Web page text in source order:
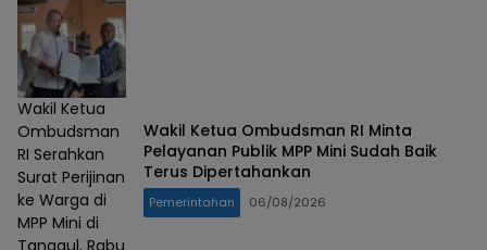
Wakil Ketua
Ombudsman
RI Serahkan
Surat Perijinan
ke Warga di
MPP Mini di
Tanggul, Rabu
Wakil Ketua Ombudsman RI Minta
Pelayanan Publik MPP Mini Sudah Baik
Terus Dipertahankan
Pemerintahan 06/08/2026